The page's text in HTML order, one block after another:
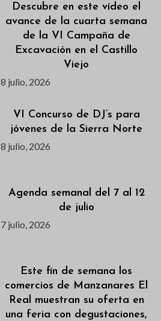
Descubre en este vídeo el
avance de la cuarta semana
de la VI Campaña de
Excavación en el Castillo
Viejo
8 julio, 2026
VI Concurso de DJ’s para
jóvenes de la Sierra Norte
8 julio, 2026
Agenda semanal del 7 al 12
de julio
7 julio, 2026
Este fin de semana los
comercios de Manzanares El
Real muestran su oferta en
una feria con degustaciones,